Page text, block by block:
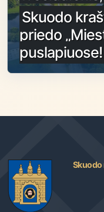
Skuodo
priedo
puslapiuose!
Skuodo